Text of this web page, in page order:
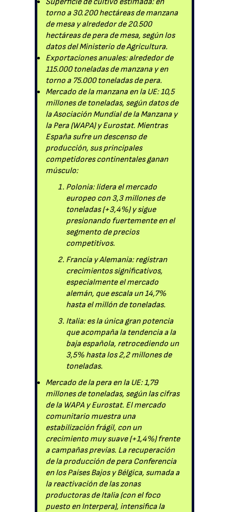
torno a 30.200 hectáreas de manzana
de mesa y alrededor de 20.500
hectáreas de pera de mesa, según los
datos del Ministerio de Agricultura.
Exportaciones anuales: alrededor de
115.000 toneladas de manzana y en
torno a 75.000 toneladas de pera.
Mercado de la manzana en la UE: 10,5
millones de toneladas, según datos de
la Asociación Mundial de la Manzana y
la Pera (WAPA) y Eurostat. Mientras
España sufre un descenso de
producción, sus principales
competidores continentales ganan
músculo:
Polonia: lidera el mercado
europeo con 3,3 millones de
toneladas (+3,4%) y sigue
presionando fuertemente en el
segmento de precios
competitivos.
Francia y Alemania: registran
crecimientos significativos,
especialmente el mercado
alemán, que escala un 14,7%
hasta el millón de toneladas.
Italia: es la única gran potencia
que acompaña la tendencia a la
baja española, retrocediendo un
3,5% hasta los 2,2 millones de
toneladas.
Mercado de la pera en la UE: 1,79
millones de toneladas, según las cifras
de la WAPA y Eurostat. El mercado
comunitario muestra una
estabilización frágil, con un
crecimiento muy suave (+1,4%) frente
a campañas previas. La recuperación
de la producción de pera Conferencia
en los Países Bajos y Bélgica, sumada a
la reactivación de las zonas
productoras de Italia (con el foco
puesto en Interpera), intensifica la